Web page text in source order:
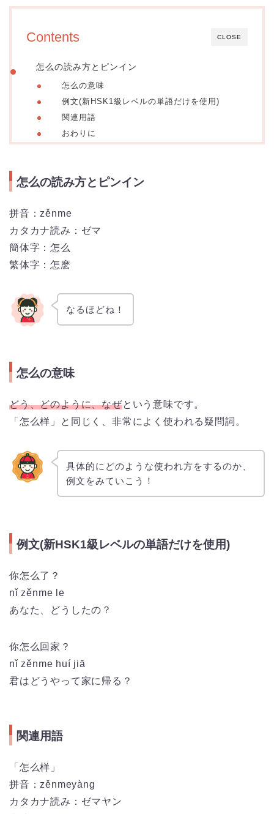
CLOSE
Contents
怎么の読み方とピンイン
怎么の意味
例文(新HSK1級レベルの単語だけを使用)
関連用語
おわりに
怎么の読み方とピンイン
拼音： zěnme
カタカナ読み：ゼマ
簡体字：怎么
繁体字：怎麽
なるほどね！
怎么の意味
どう、どのように、なぜという意味です。
「怎么样」と同じく、非常によく使われる疑問詞。
具体的にどのような使われ方をするのか、
例文をみていこう！
例文(新HSK1級レベルの単語だけを使用)
你怎么了？
nǐ zěnme le
あなた、どうしたの？
你怎么回家？
nǐ zěnme huí jiā
君はどうやって家に帰る？
関連用語
「怎么样」
拼音： zěnmeyàng
カタカナ読み：ゼマヤン